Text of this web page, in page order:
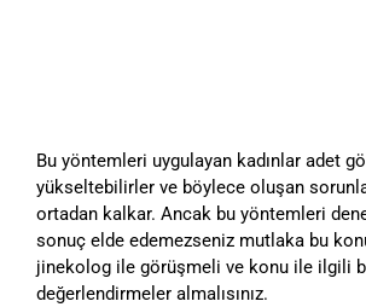
Bu yöntemleri uygulayan kadınlar adet
yükseltebilirler ve böylece oluşan
ortadan kalkar. Ancak bu yöntemleri
sonuç elde edemezseniz mutlaka bu
jinekolog ile görüşmeli ve konu ile ilgili
değerlendirmeler almalısınız.